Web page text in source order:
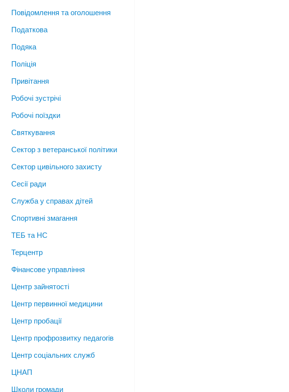
Повідомлення та оголошення
Податкова
Подяка
Поліція
Привітання
Робочі зустрічі
Робочі поїздки
Святкування
Сектор з ветеранської політики
Сектор цивільного захисту
Сесії ради
Служба у справах дітей
Спортивні змагання
ТЕБ та НС
Терцентр
Фінансове управління
Центр зайнятості
Центр первинної медицини
Центр пробації
Центр профрозвитку педагогів
Центр соціальних служб
ЦНАП
Школи громади